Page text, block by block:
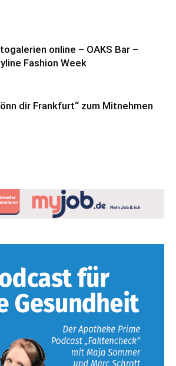
online – OAKS Bar –
Fashion Week
dir Frankfurt“ zum Mitnehmen